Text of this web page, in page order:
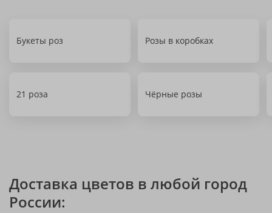
Букеты роз Розы в коробках
21 роза Чёрные розы
Доставка цветов в любой город
России: